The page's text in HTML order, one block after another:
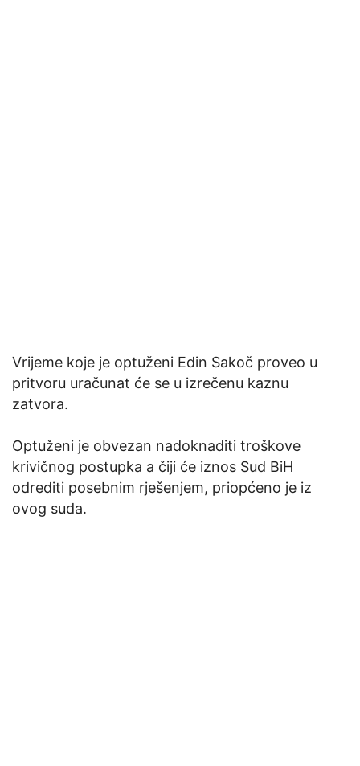
Vrijeme koje je optuženi Edin Sakoč proveo u
pritvoru uračunat će se u izrečenu kaznu
zatvora.
Optuženi je obvezan nadoknaditi troškove
krivičnog postupka a čiji će iznos Sud BiH
odrediti posebnim rješenjem, priopćeno je iz
ovog suda.